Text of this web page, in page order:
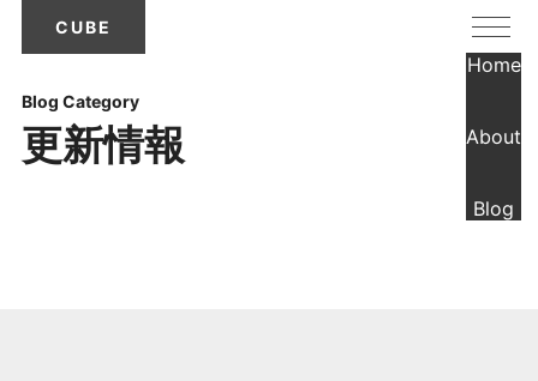
CUBE
MENU
Home
About
Blog
Blog Category
更新情報